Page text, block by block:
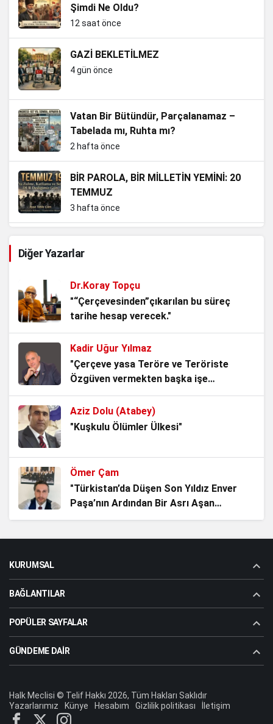
Şimdi Ne Oldu?
12 saat önce
GAZİ BEKLETİLMEZ
4 gün önce
Vatan Bir Bütündür, Parçalanamaz –
Tabelada mı, Ruhta mı?
2 hafta önce
BİR PAROLA, BİR MİLLETİN YEMİNİ: 20
TEMMUZ
3 hafta önce
Milletin Vicdanıdır
15 Temmuz: Milletin İradesi, Devletin
Namusu
3 hafta önce
Kadından Korkanlar
4 hafta önce
Srebrenitsa: Gölgesine Basılan İnsanlık
Belediye Misiniz, Devlet mi
Kuruyorsunuz?
Diğer Yazarlar
Dr.Koray Topçu
"“Çerçevesinden”çıkarılan bu süreç
tarihe hesap verecek."
Kadir Uğur Yılmaz
"Çerçeve yasa Teröre ve Teröriste
Özgüven vermekten başka işe
YARAMAZ!"
Aziz Dolu (Atabey)
"Kuşkulu Ölümler Ülkesi"
Ömer Çam
"Türkistan’da Düşen Son Yıldız Enver
Paşa’nın Ardından Bir Asrı Aşan
Sessizlik"
bakacak cesaret lazım"
Aziz Dolu (Atabey)
KURUMSAL
BAĞLANTILAR
POPÜLER SAYFALAR
GÜNDEME DAIR
Halk Meclisi © Telif Hakkı 2026, Tüm Hakları Saklıdır
Yazarlarımız
Künye Hesabım Gizlilik politikası İletişim